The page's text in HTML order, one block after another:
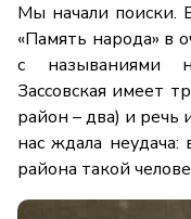
Мы начали поиски.
«Память народа» в
с называниями
Зассовская имеет
район – два) и речь
нас ждала неудача:
района такой